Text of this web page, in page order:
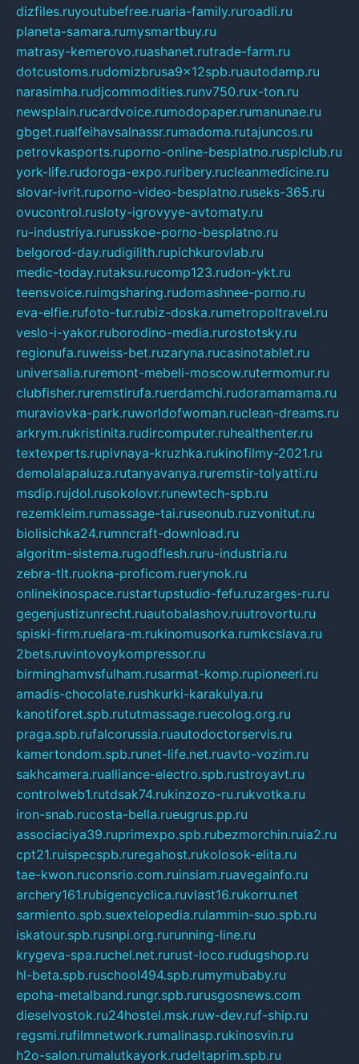
dizfiles.ruyoutubefree.ruaria-family.ruroadli.ru
planeta-samara.rumysmartbuy.ru
matrasy-kemerovo.ruashanet.rutrade-farm.ru
dotcustoms.rudomizbrusa9x12spb.ruautodamp.ru
narasimha.rudjcommodities.runv750.rux-ton.ru
newsplain.rucardvoice.rumodopaper.rumanunae.ru
gbget.rualfeihavsalnassr.rumadoma.rutajuncos.ru
petrovkasports.ruporno-online-besplatno.rusplclub.ru
york-life.rudoroga-expo.ruribery.rucleanmedicine.ru
slovar-ivrit.ruporno-video-besplatno.ruseks-365.ru
ovucontrol.rusloty-igrovyye-avtomaty.ru
ru-industriya.rurusskoe-porno-besplatno.ru
belgorod-day.rudigilith.rupichkurovlab.ru
medic-today.rutaksu.rucomp123.rudon-ykt.ru
teensvoice.ruimgsharing.rudomashnee-porno.ru
eva-elfie.rufoto-tur.rubiz-doska.rumetropoltravel.ru
veslo-i-yakor.ruborodino-media.rurostotsky.ru
regionufa.ruweiss-bet.ruzaryna.rucasinotablet.ru
universalia.ruremont-mebeli-moscow.rutermomur.ru
clubfisher.ruremstirufa.ruerdamchi.rudoramamama.ru
muraviovka-park.ruworldofwoman.ruclean-dreams.ru
arkrym.rukristinita.rudircomputer.ruhealthenter.ru
textexperts.rupivnaya-kruzhka.rukinofilmy-2021.ru
demolalapaluza.rutanyavanya.ruremstir-tolyatti.ru
msdip.rujdol.rusokolovr.runewtech-spb.ru
rezemkleim.rumassage-tai.ruseonub.ruzvonitut.ru
biolisichka24.rumncraft-download.ru
algoritm-sistema.rugodflesh.ruru-industria.ru
zebra-tlt.ruokna-proficom.ruerynok.ru
onlinekinospace.rustartupstudio-fefu.ruzarges-ru.ru
gegenjustizunrecht.ruautobalashov.ruutrovortu.ru
spiski-firm.ruelara-m.rukinomusorka.rumkcslava.ru
2bets.ruvintovoykompressor.ru
birminghamvsfulham.rusarmat-komp.rupioneeri.ru
amadis-chocolate.rushkurki-karakulya.ru
kanotiforet.spb.rututmassage.ruecolog.org.ru
praga.spb.rufalcorussia.ruautodoctorservis.ru
kamertondom.spb.runet-life.net.ruavto-vozim.ru
sakhcamera.rualliance-electro.spb.rustroyavt.ru
controlweb1.rutdsak74.rukinzozo-ru.rukvotka.ru
iron-snab.rucosta-bella.rueugrus.pp.ru
associaciya39.ruprimexpo.spb.rubezmorchin.ruia2.ru
cpt21.ruispecspb.ruregahost.rukolosok-elita.ru
tae-kwon.ruconsrio.com.ruinsiam.ruavegainfo.ru
archery161.rubigencyclica.ruvlast16.rukorru.net
sarmiento.spb.suextelopedia.rulammin-suo.spb.ru
iskatour.spb.rusnpi.org.rurunning-line.ru
krygeva-spa.ruchel.net.rurust-loco.rudugshop.ru
hl-beta.spb.ruschool494.spb.rumymubaby.ru
epoha-metalband.rungr.spb.rurusgosnews.com
dieselvostok.ru24hostel.msk.ruw-dev.ruf-ship.ru
regsmi.rufilmnetwork.rumalinasp.rukinosvin.ru
h2o-salon.rumalutkayork.rudeltaprim.spb.ru